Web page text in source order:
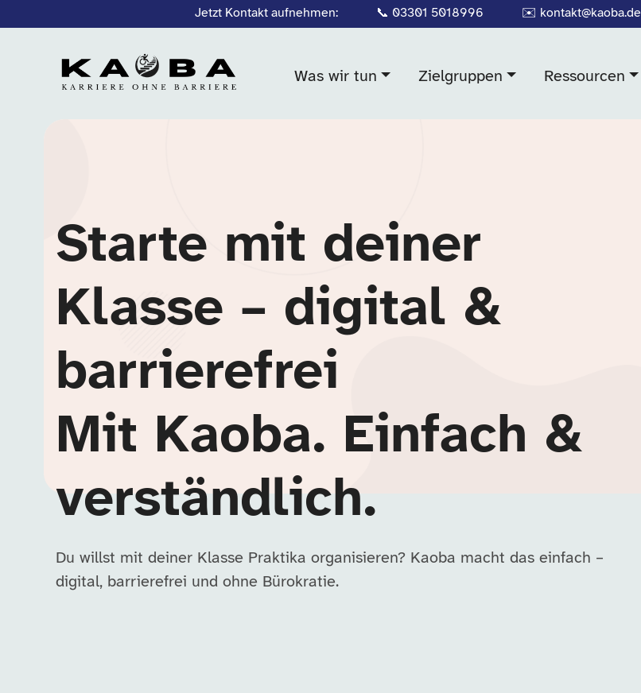
Jetzt Kontakt aufnehmen: 📞 03301 5018996 ✉️ kontakt@kaoba.de
Was wir tun Zielgruppen Ressourcen
Starte mit deiner
Klasse – digital &
barrierefrei
Mit Kaoba. Einfach &
verständlich.
Du willst mit deiner Klasse Praktika organisieren? Kaoba macht das einfach –
digital, barrierefrei und ohne Bürokratie.